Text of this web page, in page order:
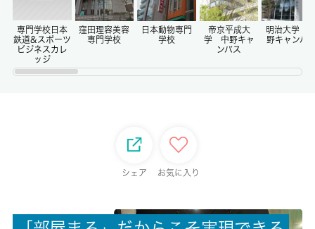
-/-
権利金/雑費
専門学校日本
鉄道&スポーツ
ビジネスカレ
ッジ
窪田理容美容
専門学校
日本動物専門
学校
帝京平成大
学 中野キャ
ンパス
明治大学
野キャンパ
シェア お気に入り